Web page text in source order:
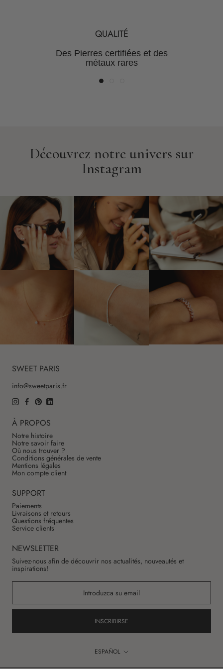
QUALITÉ
Des Pierres certifiées et des
métaux rares
SUR-MESURE
milliers de possibilités
TRANSPARENCE
valeur pour des prix justes
Découvrez notre univers sur
Instagram
SWEET PARIS
info@sweetparis.fr
À PROPOS
Notre histoire
Notre savoir faire
Où nous trouver ?
Conditions générales de vente
Mentions légales
Mon compte client
SUPPORT
Paiements
Livraisons et retours
Questions fréquentes
Service clients
NEWSLETTER
Suivez-nous afin de découvrir nos actualités, nouveautés et
inspirations!
INSCRIBIRSE
Idioma
ESPAÑOL